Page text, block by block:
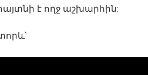
է ողջ աշխարհին: